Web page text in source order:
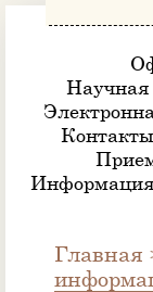
Научная
Контакты
Информация
Главная